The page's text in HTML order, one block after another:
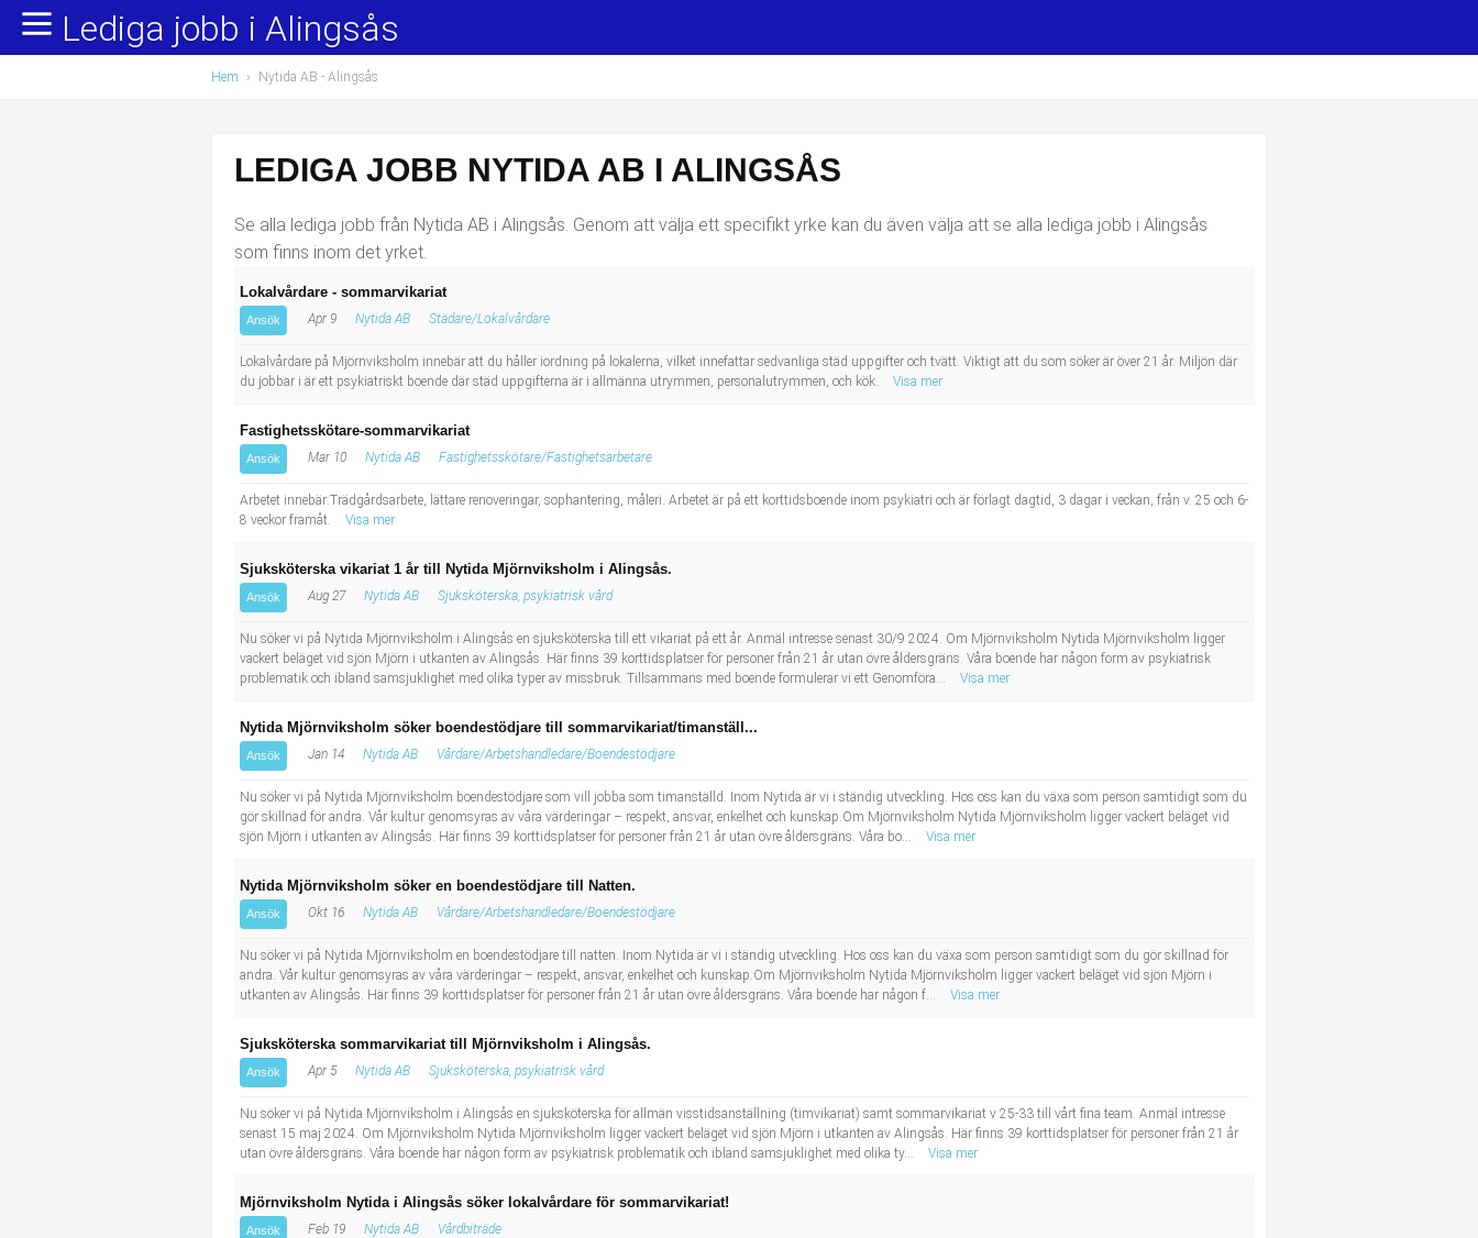
Yrkesområden
Administration, ekonomi, juridik
Försäljning, inköp, marknadsföring
Installation, drift, underhåll
Naturvetenskapligt arbete
Populära jobb
Undersköterska, hemtjänst och äldreboende
Lärare i förskola/Förskollärare
Bussförare/Busschaufför
Behandlingsassistent/Socialpedagog
Tidningsbud/Tidningsdistributör
Lärare i fritidshem/Fritidspedagog
Läkarsekreterare/Vårdadmin/Medicinsk sekreterare
Informatör/Kommunikatör
Sjuksköterska, grundutbildad
Undersköterska, vård- o specialavd. o mottagning
Lediga jobb i Alingsås
Hem › Nytida AB - Alingsås
LEDIGA JOBB NYTIDA AB I ALINGSÅS
Se alla lediga jobb från Nytida AB i Alingsås. Genom att välja ett specifikt yrke kan du även välja att se alla lediga jobb i Alingsås
som finns inom det yrket.
Lokalvårdare - sommarvikariat
Ansök Apr 9 Nytida AB Städare/Lokalvårdare
Lokalvårdare på Mjörnviksholm innebär att du håller iordning på lokalerna, vilket innefattar sedvanliga städ uppgifter och tvätt. Viktigt att du som söker är över 21 år. Miljön där
du jobbar i är ett psykiatriskt boende där städ uppgifterna är i allmänna utrymmen, personalutrymmen, och kök.
Visa mer
Fastighetsskötare-sommarvikariat
Ansök Mar 10 Nytida AB Fastighetsskötare/Fastighetsarbetare
Arbetet innebär:Trädgårdsarbete, lättare renoveringar, sophantering, måleri. Arbetet är på ett korttidsboende inom psykiatri och är förlagt dagtid, 3 dagar i veckan, från v. 25 och 6-
8 veckor framåt.
Visa mer
Sjuksköterska vikariat 1 år till Nytida Mjörnviksholm i Alingsås.
Ansök Aug 27 Nytida AB Sjuksköterska, psykiatrisk vård
Nu söker vi på Nytida Mjörnviksholm i Alingsås en sjuksköterska till ett vikariat på ett år. Anmäl intresse senast 30/9 2024. Om Mjörnviksholm Nytida Mjörnviksholm ligger
vackert beläget vid sjön Mjörn i utkanten av Alingsås. Här finns 39 korttidsplatser för personer från 21 år utan övre åldersgräns. Våra boende har någon form av psykiatrisk
problematik och ibland samsjuklighet med olika typer av missbruk. Tillsammans med boende formulerar vi ett Genomföra...
Visa mer
Nytida Mjörnviksholm söker boendestödjare till sommarvikariat/timanställ...
Ansök Jan 14 Nytida AB Vårdare/Arbetshandledare/Boendestödjare
Nu söker vi på Nytida Mjörnviksholm boendestödjare som vill jobba som timanställd. Inom Nytida är vi i ständig utveckling. Hos oss kan du växa som person samtidigt som du
gör skillnad för andra. Vår kultur genomsyras av våra värderingar – respekt, ansvar, enkelhet och kunskap.Om Mjörnviksholm Nytida Mjörnviksholm ligger vackert beläget vid
sjön Mjörn i utkanten av Alingsås. Här finns 39 korttidsplatser för personer från 21 år utan övre åldersgräns. Våra bo...
Visa mer
Nytida Mjörnviksholm söker en boendestödjare till Natten.
Ansök Okt 16 Nytida AB Vårdare/Arbetshandledare/Boendestödjare
Nu söker vi på Nytida Mjörnviksholm en boendestödjare till natten. Inom Nytida är vi i ständig utveckling. Hos oss kan du växa som person samtidigt som du gör skillnad för
andra. Vår kultur genomsyras av våra värderingar – respekt, ansvar, enkelhet och kunskap.Om Mjörnviksholm Nytida Mjörnviksholm ligger vackert beläget vid sjön Mjörn i
utkanten av Alingsås. Här finns 39 korttidsplatser för personer från 21 år utan övre åldersgräns. Våra boende har någon f...
Visa mer
Sjuksköterska sommarvikariat till Mjörnviksholm i Alingsås.
Ansök Apr 5 Nytida AB Sjuksköterska, psykiatrisk vård
Nu söker vi på Nytida Mjörnviksholm i Alingsås en sjuksköterska för allmän visstidsanställning (timvikariat) samt sommarvikariat v 25-33 till vårt fina team. Anmäl intresse
senast 15 maj 2024. Om Mjörnviksholm Nytida Mjörnviksholm ligger vackert beläget vid sjön Mjörn i utkanten av Alingsås. Här finns 39 korttidsplatser för personer från 21 år
utan övre åldersgräns. Våra boende har någon form av psykiatrisk problematik och ibland samsjuklighet med olika ty...
Visa mer
Mjörnviksholm Nytida i Alingsås söker lokalvårdare för sommarvikariat!
Ansök Feb 19 Nytida AB Vårdbiträde